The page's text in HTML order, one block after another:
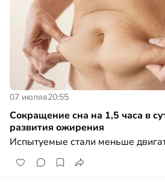
07 июляв20:55
Сокращение сна на 1,5 часа в
развития ожирения
Испытуемые стали меньше